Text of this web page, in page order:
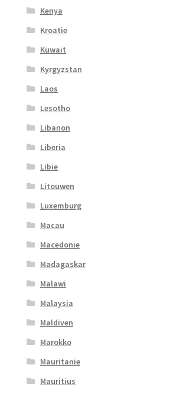
Kenya
Kroatie
Kuwait
Kyrgyzstan
Laos
Lesotho
Libanon
Liberia
Libie
Litouwen
Luxemburg
Macau
Macedonie
Madagaskar
Malawi
Malaysia
Maldiven
Marokko
Mauritanie
Mauritius